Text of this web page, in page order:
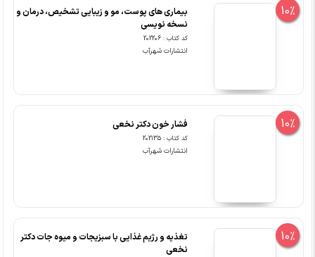
10%
بیماری های پوست، مو و زیبایی تشخیص، درمان و
نسخه نویسی
کد کتاب : 202206
انتشارات شهرآب
10% فشار خون دکتر نخعی
کد کتاب : 202135
انتشارات شهرآب
10%
تغذیه و رژیم غذایی با سبزیجات و میوه جات دکتر
نخعی